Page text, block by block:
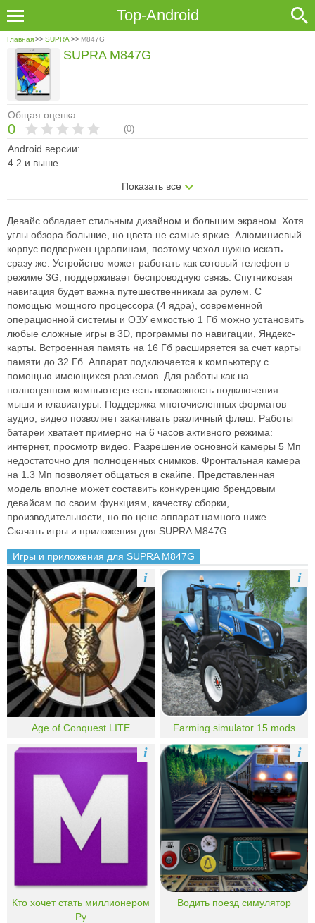
Top-Android
Главная>>SUPRA >> M847G
Общая оценка:
0 (0)
Android версии:
4.2 и выше
Показать все
SUPRA M847G
Девайс обладает стильным дизайном и большим экраном. Хотя
углы обзора большие, но цвета не самые яркие. Алюминиевый
корпус подвержен царапинам, поэтому чехол нужно искать
сразу же. Устройство может работать как сотовый телефон в
режиме 3G, поддерживает беспроводную связь. Спутниковая
навигация будет важна путешественникам за рулем. С
помощью мощного процессора (4 ядра), современной
операционной системы и ОЗУ емкостью 1 Гб можно установить
любые сложные игры в 3D, программы по навигации, Яндекс-
карты. Встроенная память на 16 Гб расширяется за счет карты
памяти до 32 Гб. Аппарат подключается к компьютеру с
помощью имеющихся разъемов. Для работы как на
полноценном компьютере есть возможность подключения
мыши и клавиатуры. Поддержка многочисленных форматов
аудио, видео позволяет закачивать различный флеш. Работы
батареи хватает примерно на 6 часов активного режима:
интернет, просмотр видео. Разрешение основной камеры 5 Мп
недостаточно для полноценных снимков. Фронтальная камера
на 1.3 Мп позволяет общаться в скайпе. Представленная
модель вполне может составить конкуренцию брендовым
девайсам по своим функциям, качеству сборки,
производительности, но по цене аппарат намного ниже.
Скачать игры и приложения для SUPRA M847G.
Игры и приложения для SUPRA M847G
Age of Conquest LITE
i
Farming simulator 15 mods
i
Кто хочет стать миллионером
Ру
i
Водить поезд симулятор
i